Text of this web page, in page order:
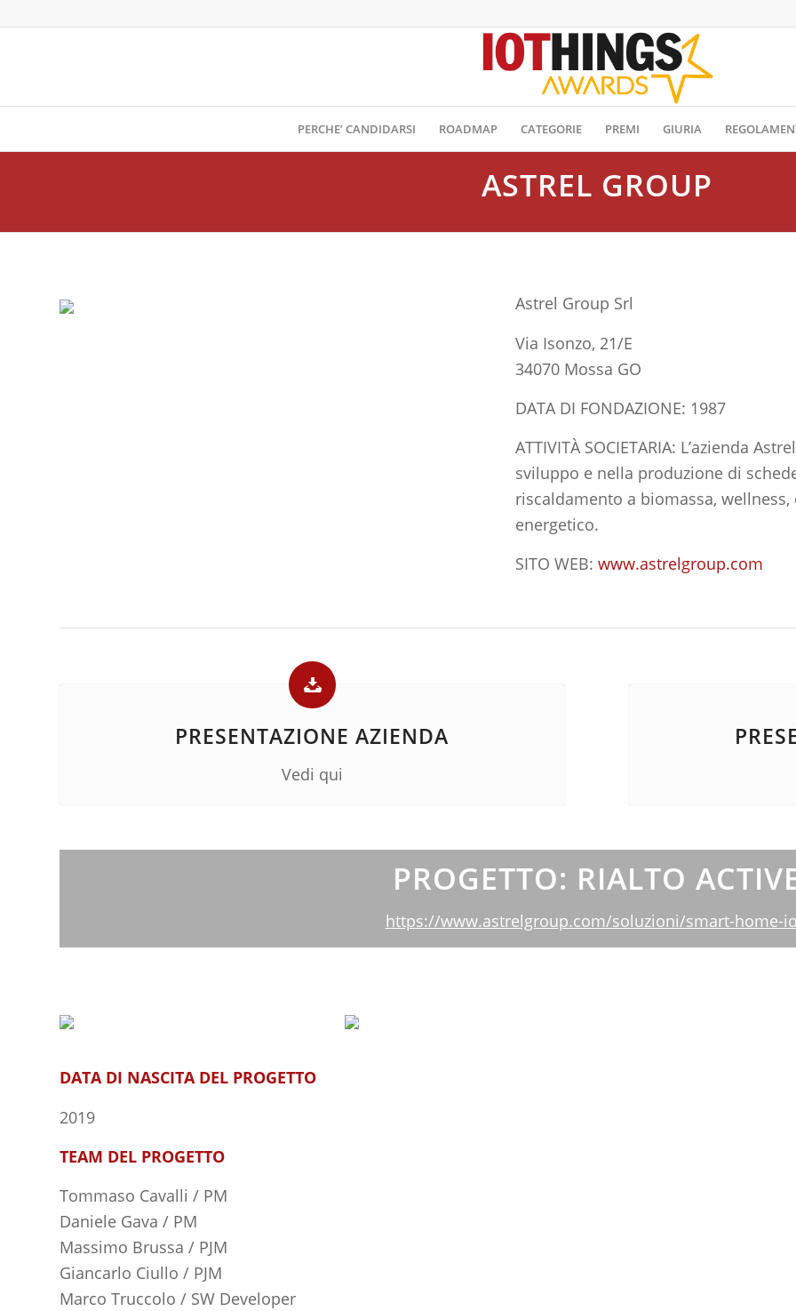
PERCHE’ CANDIDARSI ROADMAP CATEGORIE PREMI GIURIA
ASTREL GROUP
Astrel Group Srl
Via Isonzo, 21/E
34070 Mossa GO
DATA DI FONDAZIONE: 1987
ATTIVITÀ SOCIETARIA: L’azienda
sviluppo e nella produzione di
riscaldamento a biomassa,
energetico.
SITO WEB:www.astrelgroup.com
PRESENTAZIONE AZIENDA
Vedi qui
PROGETTO: RIALTO
https://www.astrelgroup.com/soluzioni/smart-home-
DATA DI NASCITA DEL PROGETTO
2019
TEAM DEL PROGETTO
Tommaso Cavalli / PM
Daniele Gava / PM
Massimo Brussa / PJM
Giancarlo Ciullo / PJM
Marco Truccolo / SW Developer